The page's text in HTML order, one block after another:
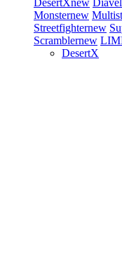
DesertXnew Diavel
Monsternew
Streetfighternew
Scramblernew
DesertX